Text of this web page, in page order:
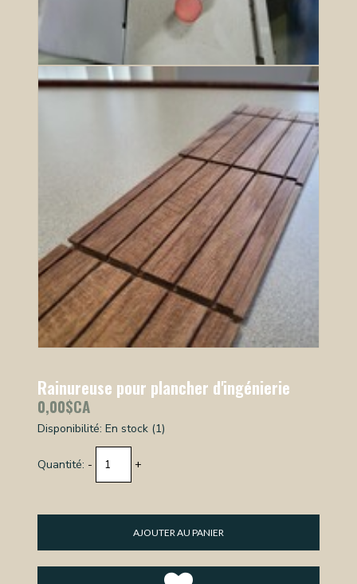
Rainureuse pour plancher d'ingénierie
0,00$CA
Disponibilité: En stock (1)
Quantité: - +
AJOUTER AU PANIER